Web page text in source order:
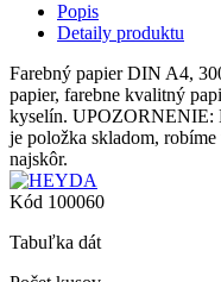
Popis
Detaily produktu
Farebný papier DIN A4,
papier, farebne kvalitný
kyselín. UPOZORNENIE:
je položka skladom,
najskôr.
Kód 100060
Tabuľka dát